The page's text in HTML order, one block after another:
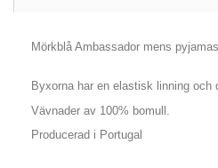
Mörkblå Ambassador mens
Byxorna har en elastisk linning och
Vävnader av 100% bomull.
Producerad i Portugal